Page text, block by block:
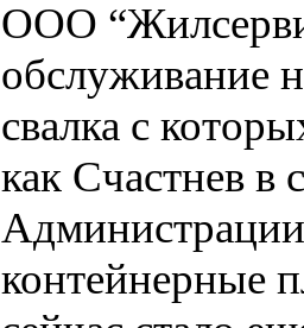
ООО
обслуживание
свалка с
как Счастнев в
контейнерные